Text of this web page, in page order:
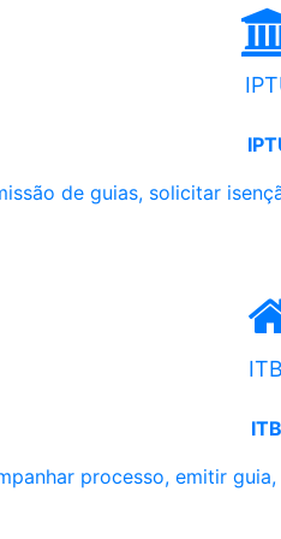
de guias, solicitar
processo, emitir